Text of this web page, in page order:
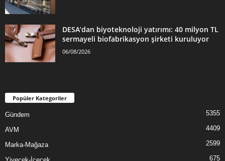
DESA’dan biyoteknoloji yatırımı: 40 milyon TL
sermayeli biofabrikasyon şirketi kuruluyor
06/08/2026
Popüler Kategoriler
Gündem 5355
AVM 4409
Marka-Mağaza 2599
675